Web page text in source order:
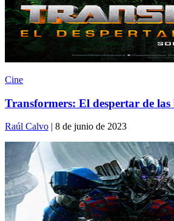
Cine
Transformers: El despertar de las
Raúl Calvo | 8 de junio de 2023